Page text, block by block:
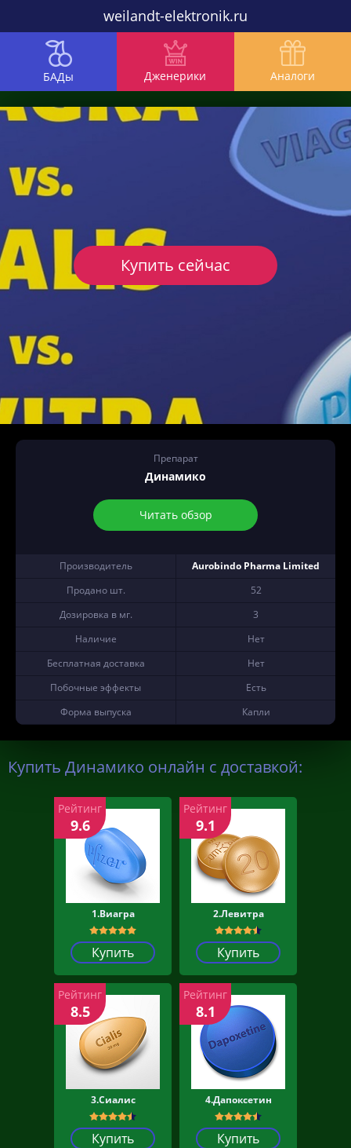
weilandt-elektronik.ru
БАДы Дженерики Аналоги
Препарат
Динамико
Читать обзор
Производитель
Aurobindo Pharma Limited
Продано шт.
52
Дозировка в мг.
3
Наличие
Нет
Бесплатная доставка
Нет
Побочные эффекты
Есть
Форма выпуска
Капли
Купить сейчас
Купить Динамико онлайн с доставкой:
1.Виагра
Купить
Рейтинг
9.6
2.Левитра
Купить
Рейтинг
9.1
3.Сиалис
Купить
Рейтинг
8.5
4.Дапоксетин
Купить
Рейтинг
8.1